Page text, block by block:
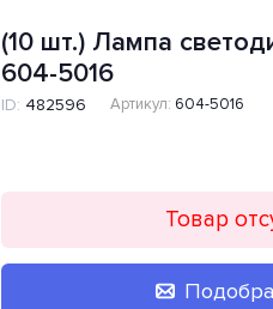
(10 шт.) Лампа
604-5016
ID: 482596 Артикул: 604-5016
Товар